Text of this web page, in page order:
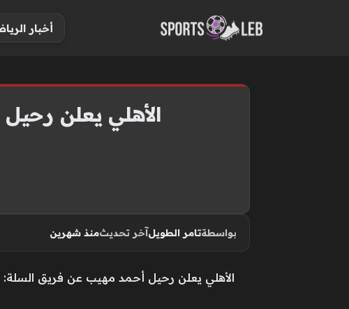
أخبار
الأهلي يعلن
بواسطةتامر الطويلآخر تحديثمنذ شهرين
الأهلي يعلن رحيل أحمد مهيب عن فريق السلة: